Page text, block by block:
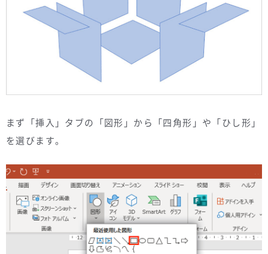
まず「挿入」タブの「図形」から「四角形」や「ひし形」
を選びます。